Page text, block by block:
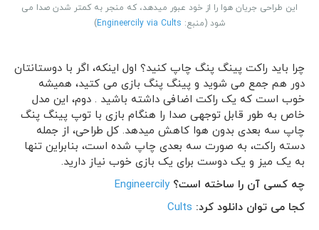
این طراحی جریان هوا را از خود عبور میدهد، که منجر به کمتر شدن صدا می
شود (منبع: Engineercily via Cults
)
چرا باید راکت پینگ پنگ چاپ کنید؟ اول اینکه، اگر با دوستانتان
دور هم جمع می شوید و پینگ پنگ بازی می کتید، همیشه
خوب است که یک راکت اضافی داشته باشید . دوم، این مدل
خاص به طور قابل توجهی صدا را هنگام بازی با توپ پینگ پنگ
چاپ سه بعدی بدون هوا کاهش میدهد. کل طراحی، از جمله
دسته راکت، به صورت سه بعدی چاپ شده است، بنابراین تنها
به یک میز و یک دوست برای یک بازی خوب نیاز دارید.
چه کسی آن را ساخته است؟Engineercily
کجا می توان دانلود کرد: Cults